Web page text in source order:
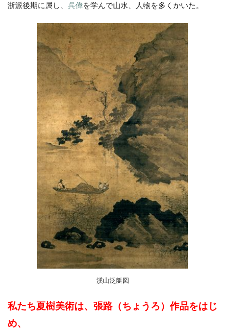
浙派後期に属し、 呉偉を学んで山水、人物を多くかいた。
溪山泛艇図
私たち夏樹美術は、張路（ちょうろ）作品をはじ
め、